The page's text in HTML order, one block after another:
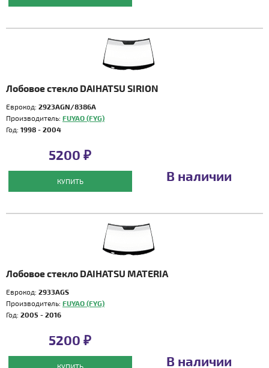
Лобовое стекло DAIHATSU SIRION
Еврокод: 2923AGN/8386A
Производитель: FUYAO (FYG)
Год: 1998 - 2004
5200 ₽
КУПИТЬ В наличии
Лобовое стекло DAIHATSU MATERIA
Еврокод: 2933AGS
Производитель: FUYAO (FYG)
Год: 2005 - 2016
5200 ₽
КУПИТЬ В наличии